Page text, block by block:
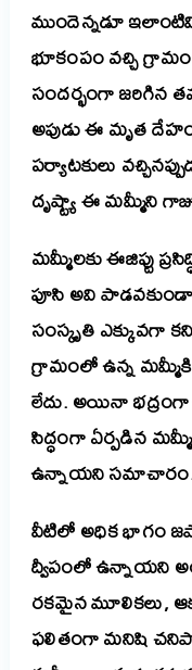
ముందెన్నడూ
భూకంపం వచ్చి
సందర్భంగా జరిగిన
అపుడు ఈ మృత
పర్యాటకులు
దృష్ట్యా ఈ మమ్మీని
మమ్మీలకు ఈజిప్టు
పూసి అవి
సంస్కృతి ఎక్కువగా
గ్రామంలో ఉన్న
లేదు. అయినా
సిద్ధంగా ఏర్పడిన
ఉన్నాయని
వీటిలో అధిక భాగం
ద్వీపంలో ఉన్నాయని
రకమైన మూలికలు,
ఫలితంగా మనిషి